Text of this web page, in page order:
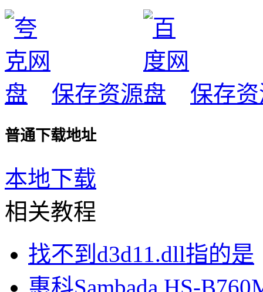
保存资源 保存
普通下载地址
本地下载
相关教程
找不到d3d11.dll指的是
惠科Sambada HS-